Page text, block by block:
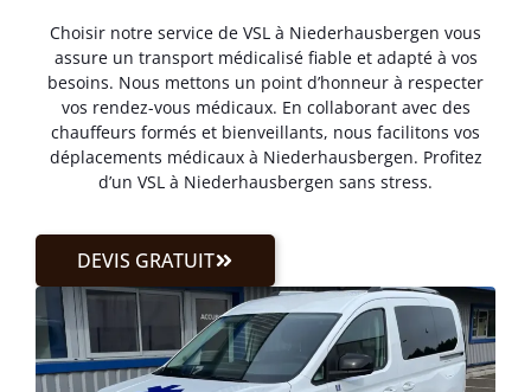
Choisir notre service de VSL à Niederhausbergen vous
assure un transport médicalisé fiable et adapté à vos
besoins. Nous mettons un point d’honneur à respecter
vos rendez-vous médicaux. En collaborant avec des
chauffeurs formés et bienveillants, nous facilitons vos
déplacements médicaux à Niederhausbergen. Profitez
d’un VSL à Niederhausbergen sans stress.
DEVIS GRATUIT